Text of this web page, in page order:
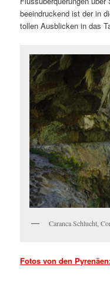
beeindruckend ist der in
tollen Ausblicken in das
Caranca Schlucht,
Fotos von den